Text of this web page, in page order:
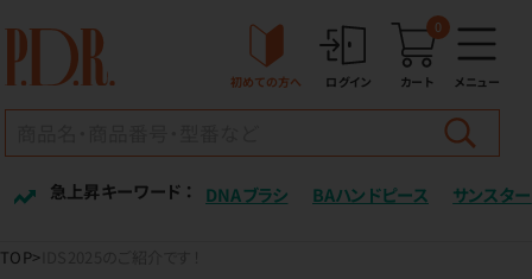
初めての方へ ログイン カート
0
メニュー
急上昇キーワード ： DNAブラシ BAハンドピース サンスター
TOP